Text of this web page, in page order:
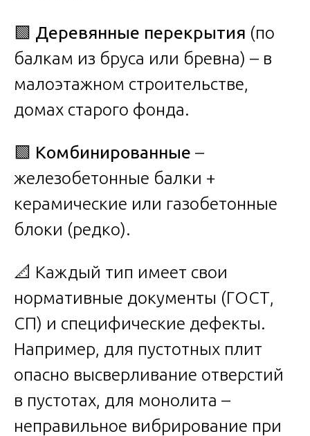
🟩 Деревянные перекрытия (по
балкам из бруса или бревна) – в
малоэтажном строительстве,
домах старого фонда.
🟩 Комбинированные –
железобетонные балки +
керамические или газобетонные
блоки (редко).
📐 Каждый тип имеет свои
нормативные документы (ГОСТ,
СП) и специфические дефекты.
Например, для пустотных плит
опасно высверливание отверстий
в пустотах, для монолита –
неправильное вибрирование при